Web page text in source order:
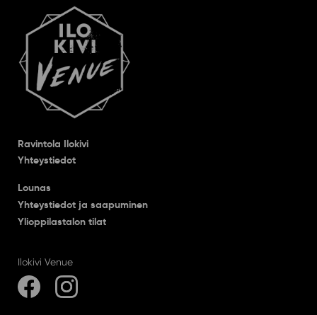
Ravintola Ilokivi
Yhteystiedot
Lounas
Yhteystiedot ja saapuminen
Ylioppilastalon tilat
Ilokivi Venue